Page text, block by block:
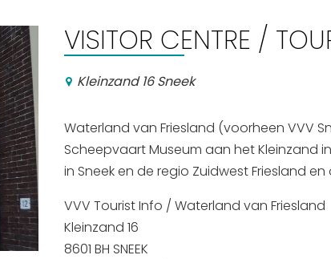
VISITOR CENTRE /
Kleinzand 16 Sneek
Waterland van Friesland (voorheen VVV
Scheepvaart Museum aan het Kleinzand
in Sneek en de regio Zuidwest Friesland
VVV Tourist Info / Waterland van Friesland
Kleinzand 16
8601 BH SNEEK